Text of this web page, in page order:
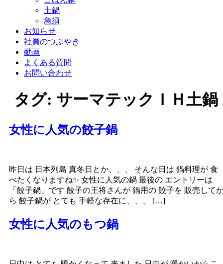
土鍋
急須
お知らせ
社員のつぶやき
動画
よくある質問
お問い合わせ
タグ: サーマテックＩＨ土鍋
女性に人気の餃子鍋
昨日は 日本列島 真冬日とか、、、 そんな日は 鍋料理が 食
べたくなりますね✨ 女性に人気の鍋 最後の エントリーは
「餃子鍋」です 餃子の王将さんが 鍋用の 餃子を 販売して
ら 餃子鍋が とても 手軽な存在に、、、 […]
女性に人気のもつ鍋